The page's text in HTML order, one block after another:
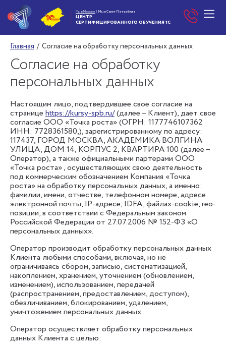
Мы в Москве | Мы в Санкт-Петербурге
ЦЕНТР
СЕРТИФИЦИРОВАННОГО ОБУЧЕНИЯ 1С
Главная / Согласие на обработку персональных данных
Согласие на обработку
персональных данных
Настоящим лицо, подтвердившее свое согласие на
странице https://kursy-spb.ru/(далее – Клиент), дает свое
согласие ООО «Точка роста» (ОГРН: 1177746107362
ИНН: 7728361580,), зарегистрированному по адресу:
117437, ГОРОД МОСКВА, АКАДЕМИКА ВОЛГИНА
УЛИЦА, ДОМ 14, КОРПУС 2, КВАРТИРА 100 (далее –
Оператор), а также официальными партерами ООО
«Точка роста» , осуществляющих свою деятельность
под коммерческим обозначением Компания «Точка
роста» на обработку персональных данных, а именно:
фамилии, имени, отчестве, телефонном номере, адресе
электронной почты, IP-адресе, IDFA, файлах-cookie, гео-
позиции, в соответствии с Федеральным законом
Российской Федерации от 27.07.2006 № 152-ФЗ «О
персональных данных».
Оператор производит обработку персональных данных
Клиента любыми способами, включая, но не
ограничиваясь сбором, записью, систематизацией,
накоплением, хранением, уточнением (обновлением,
изменением), использованием, передачей
(распространением, предоставлением, доступом),
обезличиванием, блокированием, удалением,
уничтожением персональных данных.
Оператор осуществляет обработку персональных
данных Клиента с целью: